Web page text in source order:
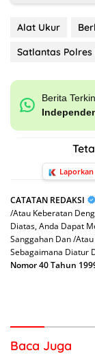
Alat Ukur
Satlantas Polres
Berita
Laporkan
CATATAN REDAKSI
/Atau Keberatan
Diatas, Anda Dapat
Sanggahan Dan /
Sebagaimana Diatur
Nomor 40 Tahun
Baca Juga